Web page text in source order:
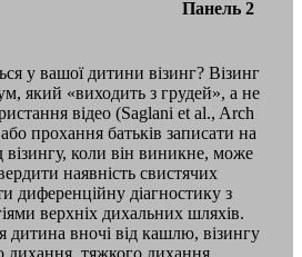
Панель 2
у вашої дитини візинг? Візинг
який «виходить з грудей», а не
відео (Saglani et al., Arch
прохання батьків записати на
візингу, коли він виникне, може
наявність свистячих
диференційну діагностику з
верхніх дихальних шляхів.
дитина вночі від кашлю, візингу
дихання, тяжкого дихання,